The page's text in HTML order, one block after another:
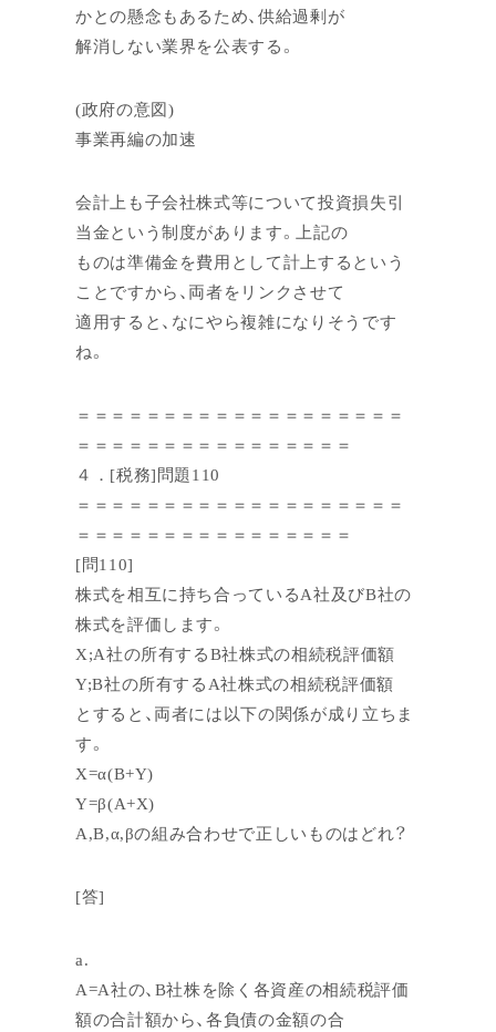
かとの懸念もあるため、供給過剰が
解消しない業界を公表する。
(政府の意図)
事業再編の加速
会計上も子会社株式等について投資損失引
当金という制度があります。上記の
ものは準備金を費用として計上するという
ことですから、両者をリンクさせて
適用すると、なにやら複雑になりそうです
ね。
＝＝＝＝＝＝＝＝＝＝＝＝＝＝＝＝＝＝＝
＝＝＝＝＝＝＝＝＝＝＝＝＝＝＝＝
４．[税務]問題110
＝＝＝＝＝＝＝＝＝＝＝＝＝＝＝＝＝＝＝
＝＝＝＝＝＝＝＝＝＝＝＝＝＝＝＝
[問110]
株式を相互に持ち合っているA社及びB社の
株式を評価します。
X;A社の所有するB社株式の相続税評価額
Y;B社の所有するA社株式の相続税評価額
とすると、両者には以下の関係が成り立ちま
す。
X=α(B+Y)
Y=β(A+X)
A,B,α,βの組み合わせで正しいものはどれ？
[答]
a.
A=A社の、B社株を除く各資産の相続税評価
額の合計額から、各負債の金額の合